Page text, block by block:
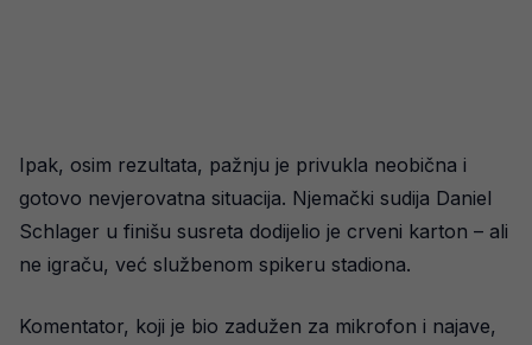
Ipak, osim rezultata, pažnju je privukla neobična i
gotovo nevjerovatna situacija. Njemački sudija Daniel
Schlager u finišu susreta dodijelio je crveni karton – ali
ne igraču, već službenom spikeru stadiona.
Komentator, koji je bio zadužen za mikrofon i najave,